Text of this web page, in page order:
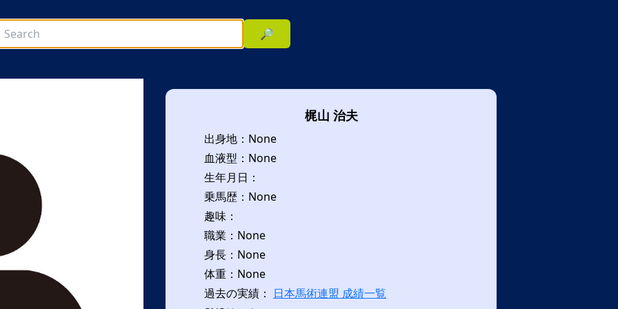
🔎
梶山 治夫
出身地：None
血液型：None
生年月日：
乗馬歴：None
趣味：
職業：None
身長：None
体重：None
過去の実績： 日本馬術連盟 成績一覧